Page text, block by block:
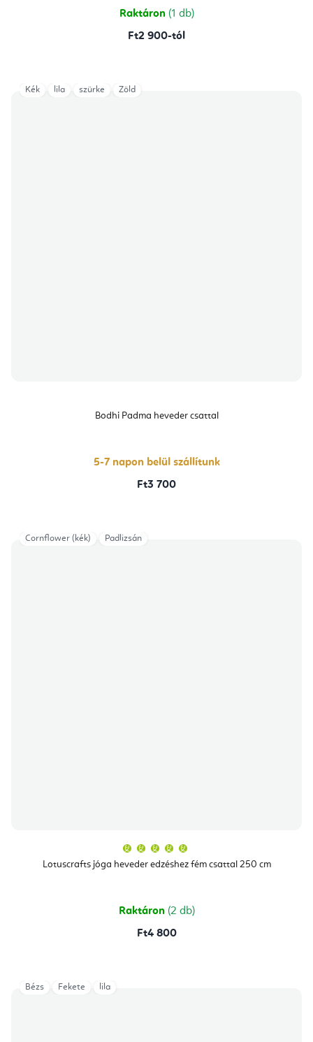
csillag.
Raktáron (1 db)
Ft2 900-tól
Bodhi Padma heveder csattal
5-7 napon belül szállítunk
Ft3 700
Kék lila szürke Zöld
Lotuscrafts jóga heveder edzéshez fém csattal 250 cm
átlagos
értékelése
csillag.
Raktáron (2 db)
Ft4 800
Cornflower (kék) Padlizsán
Bézs Fekete lila